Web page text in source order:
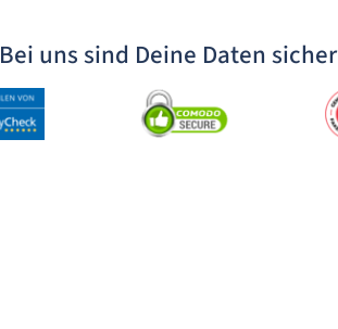
Bei uns sind Deine Daten sicher